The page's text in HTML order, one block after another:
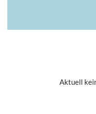
Aktuell